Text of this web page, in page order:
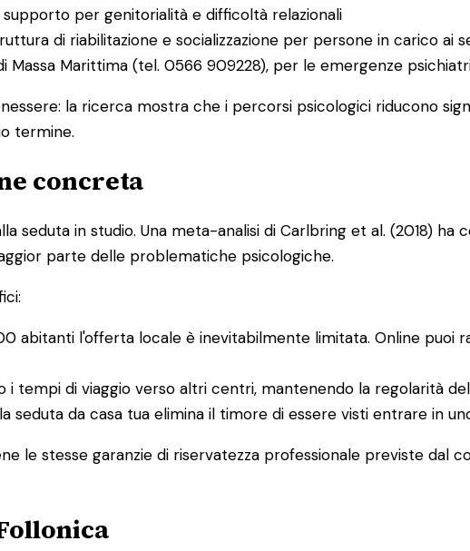
per genitorialità e difficoltà relazionali
di riabilitazione e socializzazione per persone in carico ai
Massa Marittima (tel. 0566 909228), per le emergenze
la ricerca mostra che i percorsi psicologici riducono
termine.
concreta
seduta in studio. Una meta-analisi di Carlbring et al. (2018)
parte delle problematiche psicologiche.
abitanti l'offerta locale è inevitabilmente limitata. Online puoi
i tempi di viaggio verso altri centri, mantenendo la regolarità
seduta da casa tua elimina il timore di essere visti entrare in
le stesse garanzie di riservatezza professionale previste dal